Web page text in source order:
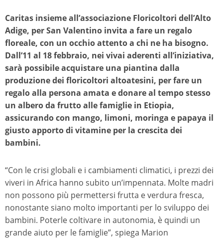
Caritas insieme all’associazione Floricoltori dell’Alto
Adige, per San Valentino invita a fare un regalo
floreale, con un occhio attento a chi ne ha bisogno.
Dall’11 al 18 febbraio, nei vivai aderenti all’iniziativa,
sarà possibile acquistare una piantina dalla
produzione dei floricoltori altoatesini, per fare un
regalo alla persona amata e donare al tempo stesso
un albero da frutto alle famiglie in Etiopia,
assicurando con mango, limoni, moringa e papaya il
giusto apporto di vitamine per la crescita dei
bambini.
“Con le crisi globali e i cambiamenti climatici, i prezzi dei
viveri in Africa hanno subito un’impennata. Molte madri
non possono più permettersi frutta e verdura fresca,
nonostante siano molto importanti per lo sviluppo dei
bambini. Poterle coltivare in autonomia, è quindi un
grande aiuto per le famiglie”, spiega Marion